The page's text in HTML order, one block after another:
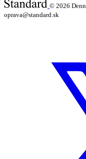
© 2026
oprava@standard.sk